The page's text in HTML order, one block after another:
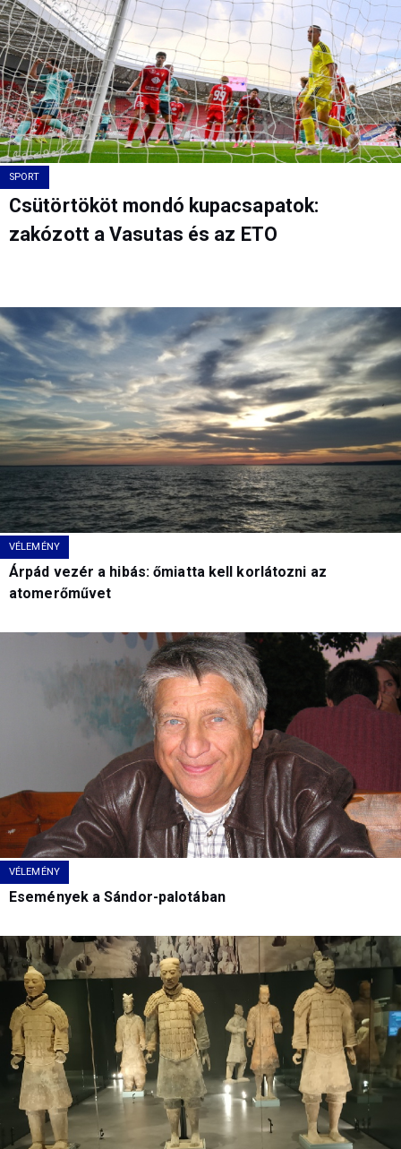
SPORT
Csütörtököt mondó kupacsapatok:
zakózott a Vasutas és az ETO
VÉLEMÉNY
Árpád vezér a hibás: őmiatta kell korlátozni az
atomerőművet
VÉLEMÉNY
Események a Sándor-palotában